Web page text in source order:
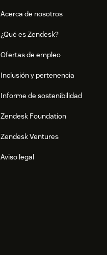
Acerca de nosotros
¿Qué es Zendesk?
Ofertas de empleo
Inclusión y pertenencia
Informe de sostenibilidad
Zendesk Foundation
Zendesk Ventures
Aviso legal